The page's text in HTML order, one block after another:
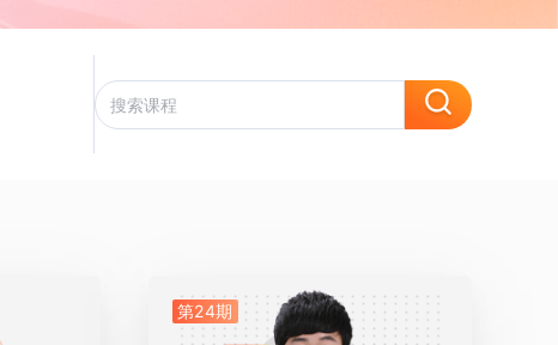
第24期